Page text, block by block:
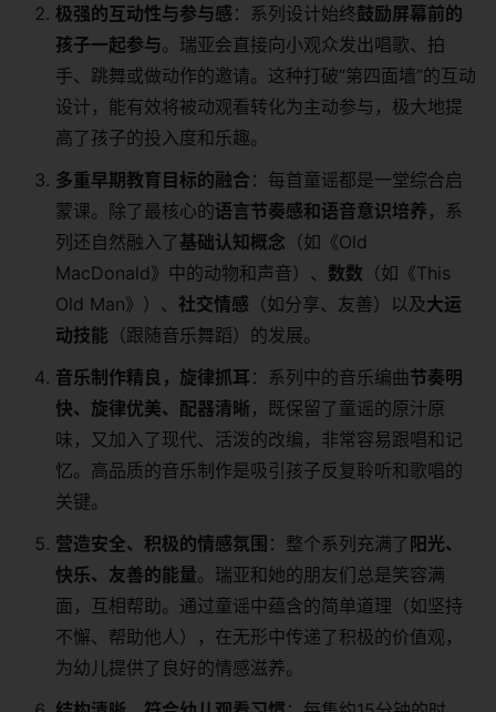
极强的互动性与参与感 ：系列设计始终鼓励屏幕前的
孩子一起参与。瑞亚会直接向小观众发出唱歌、拍
手、跳舞或做动作的邀请。这种打破“第四面墙”的互动
设计，能有效将被动观看转化为主动参与，极大地提
高了孩子的投入度和乐趣。
多重早期教育目标的融合 ：每首童谣都是一堂综合启
蒙课。除了最核心的语言节奏感和语音意识培养 ，系
列还自然融入了基础认知概念 （如《Old
MacDonald》中的动物和声音）、 数数 （如《This
Old Man》）、 社交情感 （如分享、友善）以及大运
动技能 （跟随音乐舞蹈）的发展。
音乐制作精良，旋律抓耳 ：系列中的音乐编曲节奏明
快、旋律优美、配器清晰 ，既保留了童谣的原汁原
味，又加入了现代、活泼的改编，非常容易跟唱和记
忆。高品质的音乐制作是吸引孩子反复聆听和歌唱的
关键。
营造安全、积极的情感氛围 ：整个系列充满了阳光、
快乐、友善的能量。瑞亚和她的朋友们总是笑容满
面，互相帮助。通过童谣中蕴含的简单道理（如坚持
不懈、帮助他人），在无形中传递了积极的价值观，
为幼儿提供了良好的情感滋养。